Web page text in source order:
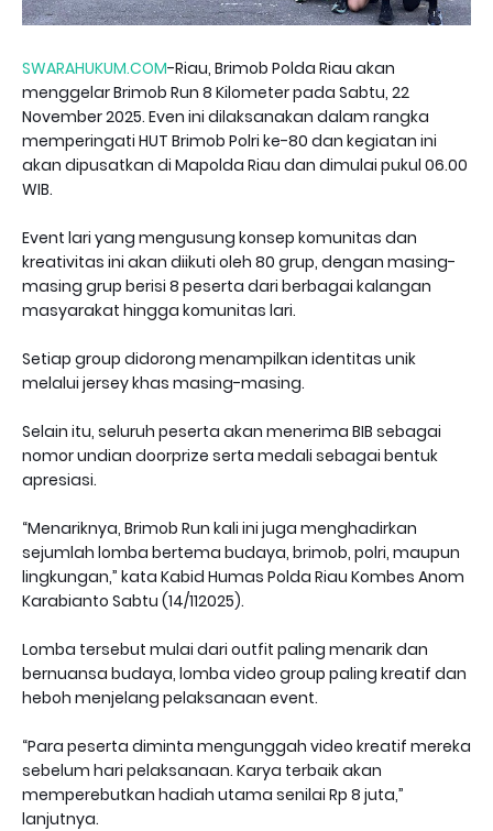
SWARAHUKUM.COM-Riau, Brimob Polda Riau akan
menggelar Brimob Run 8 Kilometer pada Sabtu, 22
November 2025. Even ini dilaksanakan dalam rangka
memperingati HUT Brimob Polri ke-80 dan kegiatan ini
akan dipusatkan di Mapolda Riau dan dimulai pukul 06.00
WIB.
Event lari yang mengusung konsep komunitas dan
kreativitas ini akan diikuti oleh 80 grup, dengan masing-
masing grup berisi 8 peserta dari berbagai kalangan
masyarakat hingga komunitas lari.
Setiap group didorong menampilkan identitas unik
melalui jersey khas masing-masing.
Selain itu, seluruh peserta akan menerima BIB sebagai
nomor undian doorprize serta medali sebagai bentuk
apresiasi.
“Menariknya, Brimob Run kali ini juga menghadirkan
sejumlah lomba bertema budaya, brimob, polri, maupun
lingkungan,” kata Kabid Humas Polda Riau Kombes Anom
Karabianto Sabtu (14/112025).
Lomba tersebut mulai dari outfit paling menarik dan
bernuansa budaya, lomba video group paling kreatif dan
heboh menjelang pelaksanaan event.
“Para peserta diminta mengunggah video kreatif mereka
sebelum hari pelaksanaan. Karya terbaik akan
memperebutkan hadiah utama senilai Rp 8 juta,”
lanjutnya.